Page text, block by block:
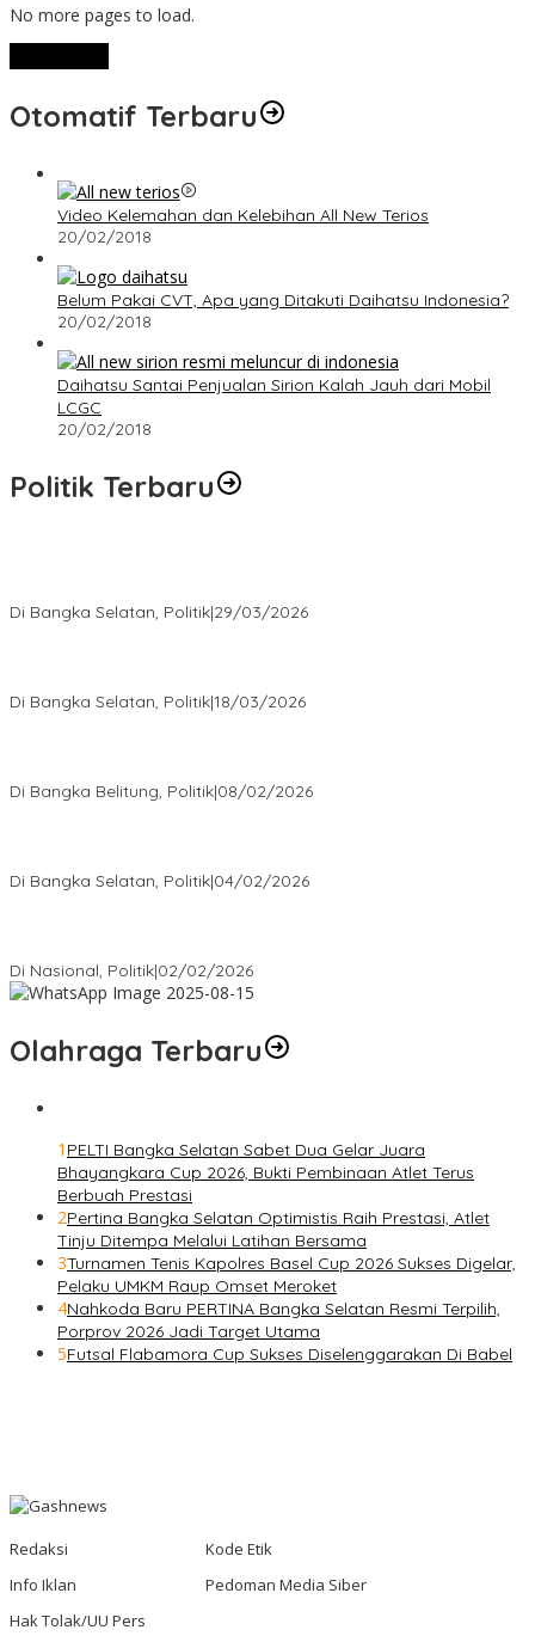
No more pages to load.
Otomatif Terbaru
Video Kelemahan dan Kelebihan All New Terios
20/02/2018
Belum Pakai CVT, Apa yang Ditakuti Daihatsu Indonesia?
20/02/2018
Daihatsu Santai Penjualan Sirion Kalah Jauh dari Mobil
LCGC
20/02/2018
Politik Terbaru
Di Bangka Selatan, Politik|29/03/2026
Di Bangka Selatan, Politik|18/03/2026
Di Bangka Belitung, Politik|08/02/2026
Di Bangka Selatan, Politik|04/02/2026
Di Nasional, Politik|02/02/2026
Olahraga Terbaru
1 PELTI Bangka Selatan Sabet Dua Gelar Juara
Bhayangkara Cup 2026, Bukti Pembinaan Atlet Terus
Berbuah Prestasi
2Pertina Bangka Selatan Optimistis Raih Prestasi, Atlet
Tinju Ditempa Melalui Latihan Bersama
3Turnamen Tenis Kapolres Basel Cup 2026 Sukses Digelar,
Pelaku UMKM Raup Omset Meroket
4Nahkoda Baru PERTINA Bangka Selatan Resmi Terpilih,
Porprov 2026 Jadi Target Utama
5Futsal Flabamora Cup Sukses Diselenggarakan Di Babel
Redaksi
Kode Etik
Info Iklan
Pedoman Media Siber
Hak Tolak/UU Pers